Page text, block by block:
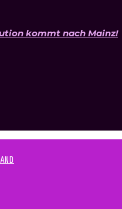
kommt nach Mainz!